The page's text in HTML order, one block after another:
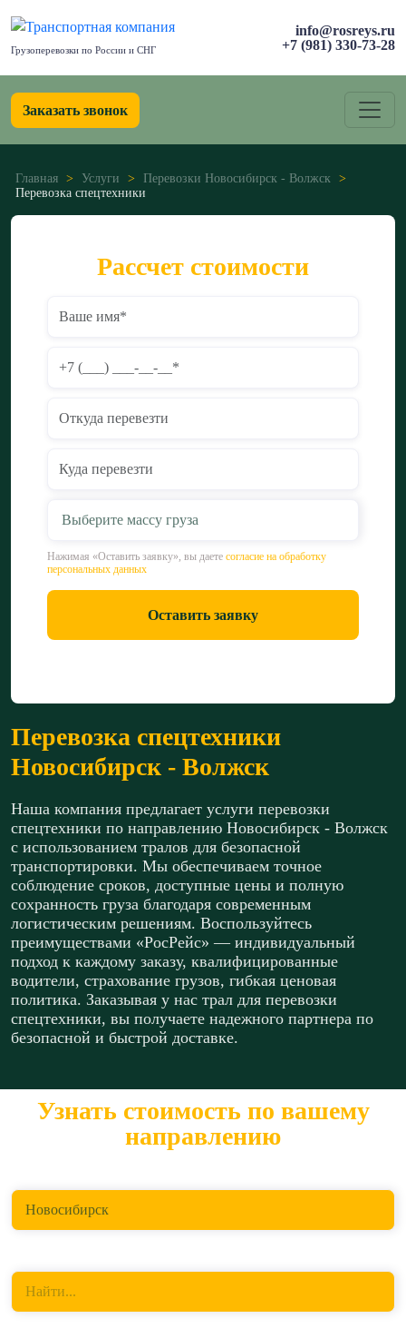
Грузоперевозки по России и СНГ
info@rosreys.ru
+7 (981) 330-73-28
Заказать звонок
Главная > Услуги > Перевозки Новосибирск - Волжск >
Перевозка спецтехники
Перевозка спецтехники
Новосибирск - Волжск
Наша компания предлагает услуги перевозки
спецтехники по направлению Новосибирск - Волжск
с использованием тралов для безопасной
транспортировки. Мы обеспечиваем точное
соблюдение сроков, доступные цены и полную
сохранность груза благодаря современным
логистическим решениям. Воспользуйтесь
преимуществами «РосРейс» — индивидуальный
подход к каждому заказу, квалифицированные
водители, страхование грузов, гибкая ценовая
политика. Заказывая у нас трал для перевозки
спецтехники, вы получаете надежного партнера по
безопасной и быстрой доставке.
Рассчет стоимости
Выберите массу груза
Нажимая «Оставить заявку», вы даете согласие на обработку
персональных данных
Оставить заявку
Узнать стоимость по вашему
направлению
Новосибирск
Найти...